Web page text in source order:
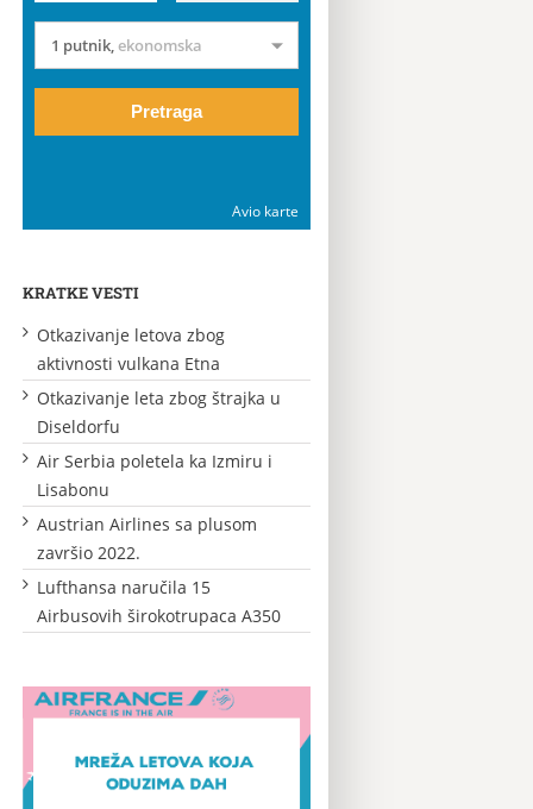
1 putnik,ekonomska
Pretraga
Avio karte
KRATKE VESTI
Otkazivanje letova zbog
aktivnosti vulkana Etna
Otkazivanje leta zbog štrajka u
Diseldorfu
Air Serbia poletela ka Izmiru i
Lisabonu
Austrian Airlines sa plusom
završio 2022.
Lufthansa naručila 15
Airbusovih širokotrupaca A350